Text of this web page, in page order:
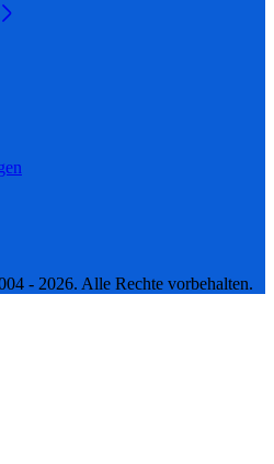
- 2026. Alle Rechte vorbehalten.